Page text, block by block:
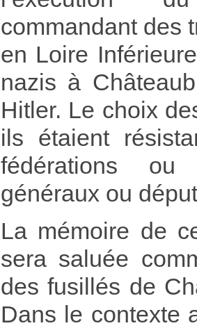
commandant des
en Loire
nazis à
Hitler. Le choix
ils étaient
fédérations ou
généraux ou
La mémoire de
sera saluée
des fusillés de
Dans le contexte